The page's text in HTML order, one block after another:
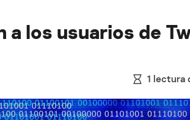
a los usuarios de
1 lectura